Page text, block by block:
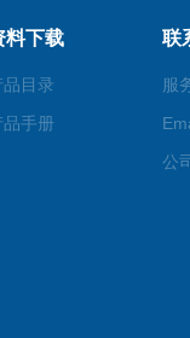
料下载
目录
手册
联
服
公